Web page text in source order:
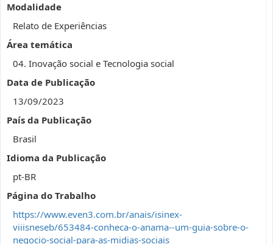
Modalidade
Relato de Experiências
Área temática
04. Inovação social e Tecnologia social
Data de Publicação
13/09/2023
País da Publicação
Brasil
Idioma da Publicação
pt-BR
Página do Trabalho
https://www.even3.com.br/anais/isinex-
viiisneseb/653484-conheca-o-anama--um-guia-sobre-o-
negocio-social-para-as-midias-sociais